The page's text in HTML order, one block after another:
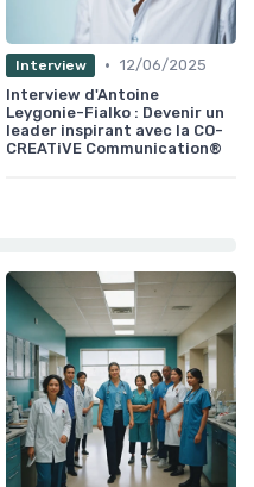
Interview • 12/06/2025
Interview d'Antoine
Leygonie-Fialko : Devenir un
leader inspirant avec la CO-
CREATiVE Communication®